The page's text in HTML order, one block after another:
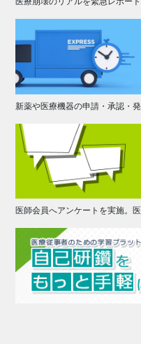
新薬や医療機器の申請・承認・
医師会員へアンケートを実施。